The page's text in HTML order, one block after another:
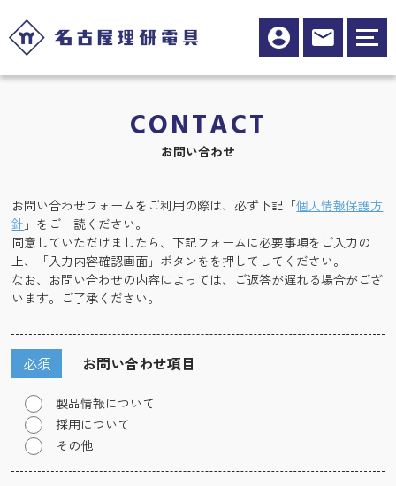
CONTACT
お問い合わせ
お問い合わせフォームをご利用の際は、必ず下記「個人情報保護方
針 」をご一読ください。
同意していただけましたら、下記フォームに必要事項をご入力の
上、「入力内容確認画面」ボタンをを押してしてください。
なお、お問い合わせの内容によっては、ご返答が遅れる場合がござ
います。ご了承ください。
お問い合わせ項目
必須
製品情報について
採用について
その他